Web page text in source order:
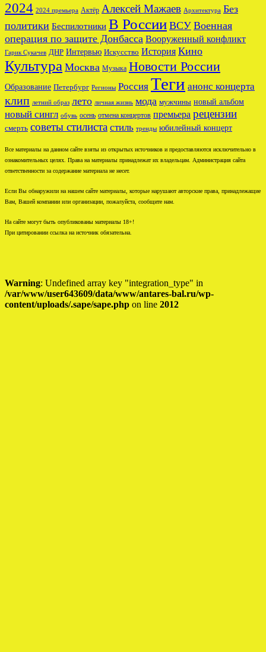
2024 2024 премьера Актёр Алексей Мажаев Архитектура Без
политики Беспилотники В России ВСУ Военная
операция по защите Донбасса Вооруженный конфликт
Гарик Сукачев ДНР Интервью Искусство История Кино
Культура Москва Музыка Новости России
Образование Петербург Регионы Россия Теги анонс концерта
клип летний образ лето личная жизнь мода мужчины новый альбом
новый сингл обувь осень отмена концертов премьера рецензии
смерть советы стилиста стиль тренды юбилейный концерт
Все материалы на данном сайте взяты из открытых источников и предоставляются исключительно в
ознакомительных целях. Права на материалы принадлежат их владельцам. Администрация сайта
ответственности за содержание материала не несет.
Если Вы обнаружили на нашем сайте материалы, которые нарушают авторские права, принадлежащие
Вам, Вашей компании или организации, пожалуйста, сообщите нам.
На сайте могут быть опубликованы материалы 18+!
При цитировании ссылка на источник обязательна.
Warning: Undefined array key "integration_type" in
/var/www/user643609/data/www/antares-bal.ru/wp-
content/uploads/.sape/sape.php on line 2012